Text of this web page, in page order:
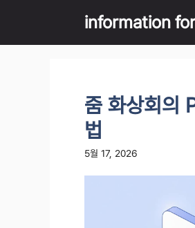
content
information
줌 화상회의
법
5월 17, 2026